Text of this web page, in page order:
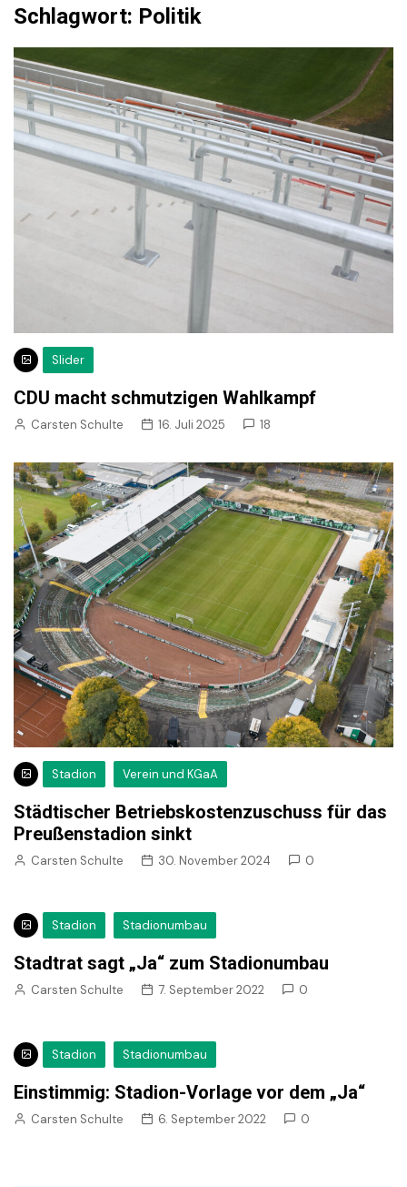
Schlagwort: Politik
Slider
CDU macht schmutzigen Wahlkampf
Carsten Schulte 16. Juli 2025 18
Stadion Verein und KGaA
Städtischer Betriebskostenzuschuss für das
Preußenstadion sinkt
Carsten Schulte 30. November 2024 0
Stadion Stadionumbau
Stadtrat sagt „Ja“ zum Stadionumbau
Carsten Schulte 7. September 2022 0
Stadion Stadionumbau
Einstimmig: Stadion-Vorlage vor dem „Ja“
Carsten Schulte 6. September 2022 0